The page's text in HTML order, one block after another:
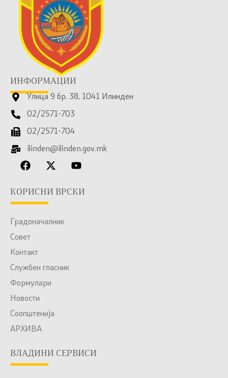
ИНФОРМАЦИИ
Улица 9 бр. 38, 1041 Илинден
02/2571-703
02/2571-704
ilinden@ilinden.gov.mk
КОРИСНИ ВРСКИ
Градоначалник
Совет
Контакт
Службен гласник
Формулари
Новости
Соопштенија
АРХИВА
ВЛАДИНИ СЕРВИСИ